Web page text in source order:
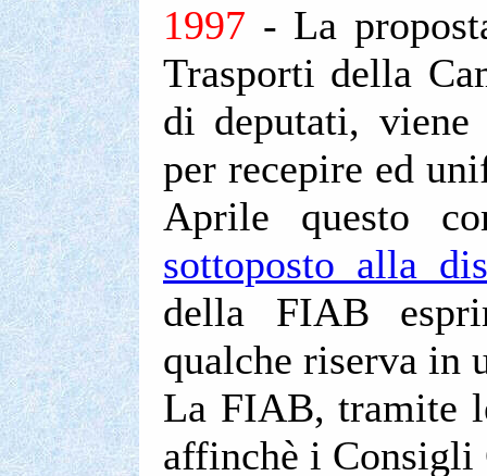
1997 - La
Trasporti della
di deputati, viene
per recepire ed
Aprile questo
sottoposto alla
della FIAB
qualche riserva in
La FIAB, tramite
affinchè i